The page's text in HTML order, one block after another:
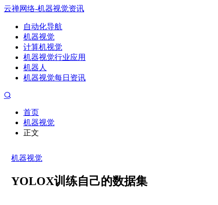
云禅网络-机器视觉资讯
自动化导航
机器视觉
计算机视觉
机器视觉行业应用
机器人
机器视觉每日资讯
首页
机器视觉
正文
机器视觉
YOLOX训练自己的数据集